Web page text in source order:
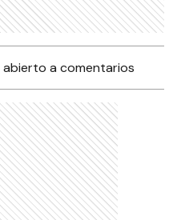
a comentarios